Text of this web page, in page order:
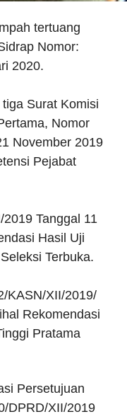
tertuang
Nomor:
2020.
Surat Komisi
Nomor
November 2019
Pejabat
Tanggal 11
Hasil Uji
Terbuka.
KASN/XII/2019/
Rekomendasi
Pratama
Persetujuan
DPRD/XII/2019